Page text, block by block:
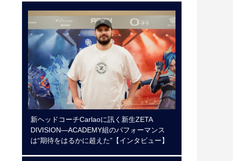
新ヘッドコーチCarlaoに訊く新生ZETA
DIVISION―ACADEMY組のパフォーマンス
は“期待をはるかに超えた”【インタビュー】